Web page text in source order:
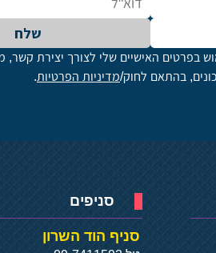
שלח
בפרטים האישיים שלי לצורך יצירת קשר,
בהתאם לחוק/מדיניות הפרטיות.
סניפים
סניף הוד השרון